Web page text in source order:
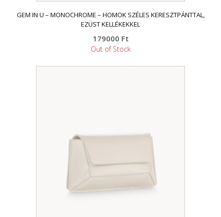
GEM IN U – MONOCHROME – HOMOK SZÉLES KERESZTPÁNTTAL,
EZÜST KELLÉKEKKEL
179000 Ft
Out of Stock